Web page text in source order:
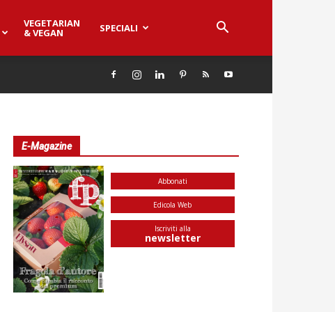
VEGETARIAN
& VEGAN SPECIALI
E-Magazine
Abbonati
Edicola Web
Iscriviti alla
newsletter